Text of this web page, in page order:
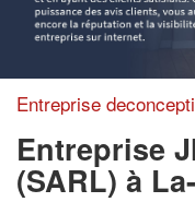
Entreprise
Entreprise
(SARL) à